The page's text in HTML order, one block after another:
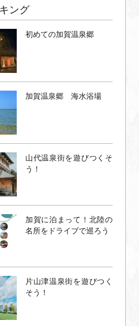
ング
初めての加賀温泉郷
加賀温泉郷 海水浴場
山代温泉街を遊びつくそ
う！
加賀に泊まって！北陸の
名所をドライブで巡ろう
片山津温泉街を遊びつく
そう！